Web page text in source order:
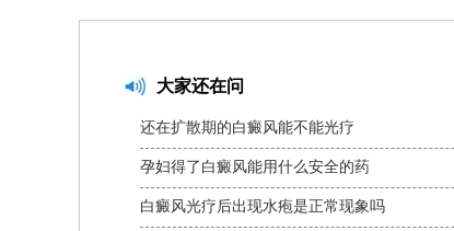
大家还在问
还在扩散期的白癜风能不能光疗
孕妇得了白癜风能用什么安全的药
白癜风光疗后出现水疱是正常现象吗